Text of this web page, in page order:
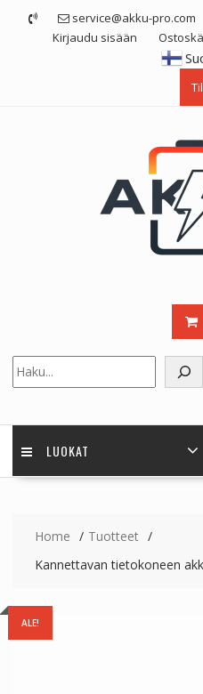
service@akku-pro.com
Kirjaudu sisään
LUOKAT
Home
Tuotteet
Kannettavan tietokoneen
ALE!